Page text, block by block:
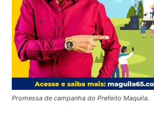
Promessa de campanha do Prefeito Maquila.